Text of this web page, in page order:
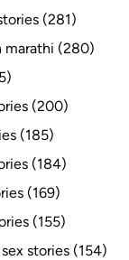
(281)
marathi (280)
(200)
(185)
(184)
(169)
(155)
stories (154)